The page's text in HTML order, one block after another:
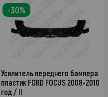
Усилитель переднего бампера
пластик FORD FOCUS 2008-2010
год / II
-30%